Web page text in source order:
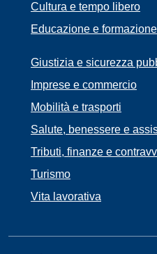
Cultura e tempo libero
Educazione e formazione
Giustizia e sicurezza
Imprese e commercio
Mobilità e trasporti
Salute, benessere e
Tributi, finanze e
Turismo
Vita lavorativa